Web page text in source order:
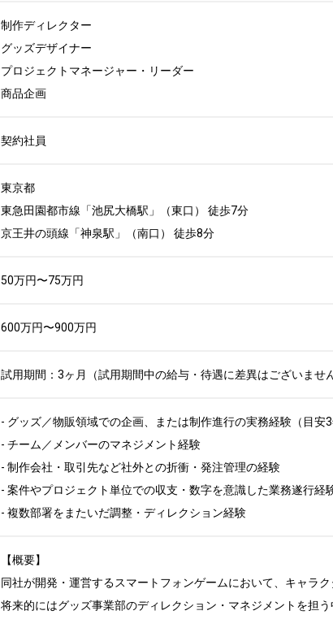
制作ディレクター
グッズデザイナー
プロジェクトマネージャー・リーダー
商品企画
契約社員
東京都
東急田園都市線「池尻大橋駅」（東口） 徒歩7分
京王井の頭線「神泉駅」（南口） 徒歩8分
50万円〜75万円
600万円〜900万円
試用期間：3ヶ月（試用期間中の給与・待遇に差異はございません
- グッズ／物販領域での企画、または制作進行の実務経験（目安3
- チーム／メンバーのマネジメント経験
- 制作会社・取引先など社外との折衝・発注管理の経験
- 案件やプロジェクト単位での収支・数字を意識した業務遂行経
- 複数部署をまたいだ調整・ディレクション経験
【概要】
同社が開発・運営するスマートフォンゲームにおいて、キャラ
将来的にはグッズ事業部のディレクション・マネジメントを担う